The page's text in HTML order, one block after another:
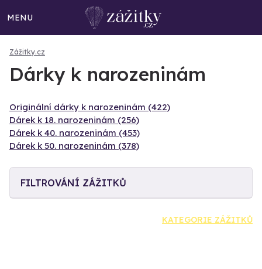
MENU
Zážitky.cz
Dárky k narozeninám
Originální dárky k narozeninám (422)
Dárek k 18. narozeninám (256)
Dárek k 40. narozeninám (453)
Dárek k 50. narozeninám (378)
FILTROVÁNÍ ZÁŽITKŮ
KATEGORIE ZÁŽITKŮ